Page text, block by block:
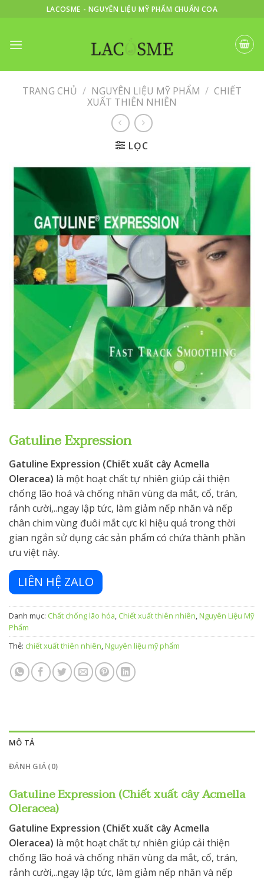
LACOSME - NGUYÊN LIỆU MỸ PHẨM CHUẨN COA
TRANG CHỦ / NGUYÊN LIỆU MỸ PHẨM / CHIẾT
XUẤT THIÊN NHIÊN
LỌC
Gatuline Expression
Gatuline Expression (Chiết xuất cây Acmella
Oleracea) là một hoạt chất tự nhiên giúp cải thiện
chống lão hoá và chống nhăn vùng da mắt, cổ, trán,
rảnh cười,..ngay lập tức, làm giảm nếp nhăn và nếp
chân chim vùng đuôi mắt cực kì hiệu quả trong thời
gian ngắn sử dụng các sản phẩm có chứa thành phần
ưu việt này.
LIÊN HỆ ZALO
Danh mục: Chất chống lão hóa, Chiết xuất thiên nhiên,Nguyên Liệu Mỹ
Phẩm
Thẻ: chiết xuất thiên nhiên,Nguyên liệu mỹ phẩm
MÔ TẢ
ĐÁNH GIÁ (0)
Gatuline Expression (Chiết xuất cây Acmella
Oleracea)
Gatuline Expression (Chiết xuất cây Acmella
Oleracea) là một hoạt chất tự nhiên giúp cải thiện
chống lão hoá và chống nhăn vùng da mắt, cổ, trán,
rảnh cười,..ngay lập tức, làm giảm nếp nhăn và nếp